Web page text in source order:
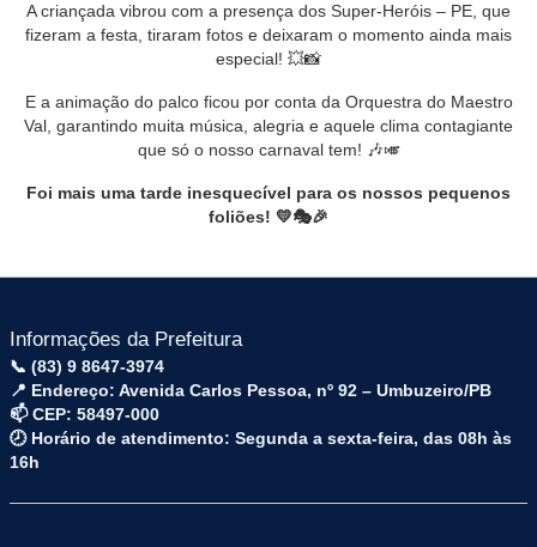
A criançada vibrou com a presença dos Super-Heróis – PE, que
fizeram a festa, tiraram fotos e deixaram o momento ainda mais
especial! 💥📸
E a animação do palco ficou por conta da Orquestra do Maestro
Val, garantindo muita música, alegria e aquele clima contagiante
que só o nosso carnaval tem! 🎶🎺
Foi mais uma tarde inesquecível para os nossos pequenos
foliões! 💛🎭🎉
Informações da Prefeitura
📞 (83) 9 8647-3974
📍 Endereço: Avenida Carlos Pessoa, nº 92 – Umbuzeiro/PB
📫 CEP: 58497-000
🕗 Horário de atendimento: Segunda a sexta-feira, das 08h às
16h